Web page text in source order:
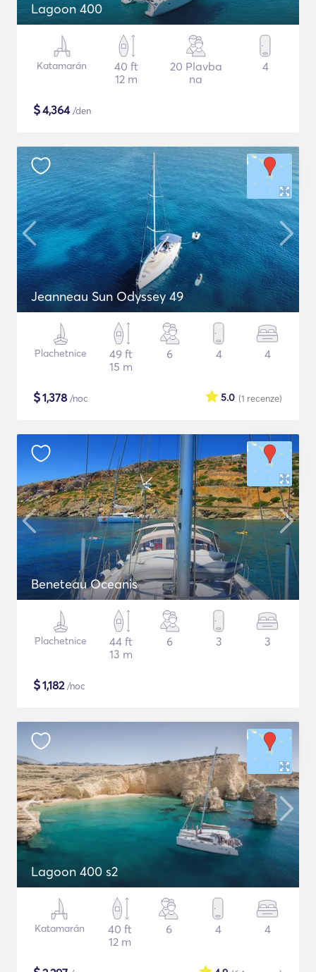
Lagoon 400
Katamarán
40 ft
12 m
20 Plavba
na
4
$4,364/den
Jeanneau Sun Odyssey 49
Plachetnice
49 ft
15 m
6 4 4
$1,378 /noc (1 recenze)
5.0
Beneteau Oceanis
Plachetnice
44 ft
13 m
6 3 3
$1,182/noc
Lagoon 400 s2
Katamarán
40 ft
12 m
6 4 4